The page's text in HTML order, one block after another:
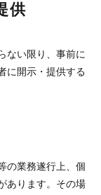
供
ない限り、事前に
に開示・提供する
の業務遂行上、個
あります。その場